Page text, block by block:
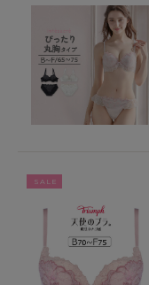
SALE